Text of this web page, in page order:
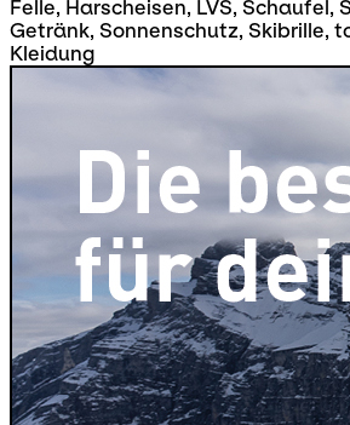
Felle, Harscheisen, LVS, Schaufel,
Getränk, Sonnenschutz, Skibrille,
Kleidung